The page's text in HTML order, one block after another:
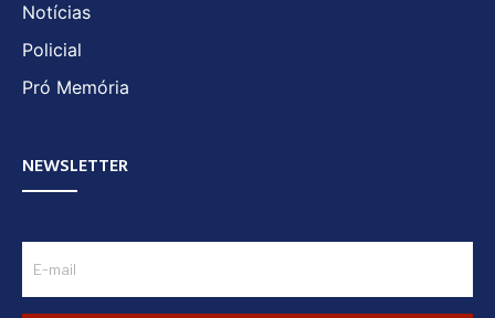
Notícias
Policial
Pró Memória
NEWSLETTER